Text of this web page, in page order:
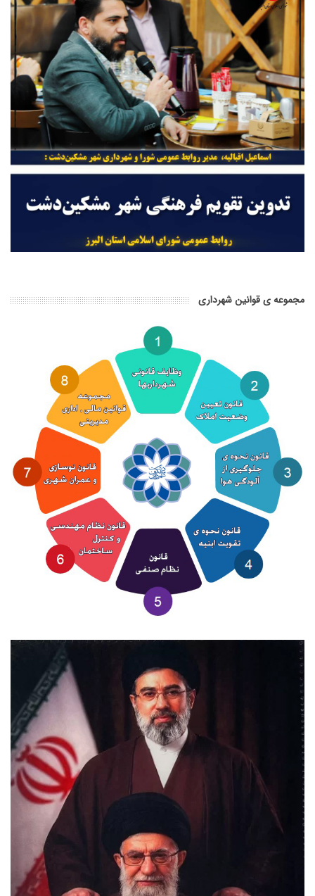
مجموعه ی قوانین شهرداری